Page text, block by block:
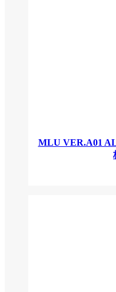
MLU VER.A01